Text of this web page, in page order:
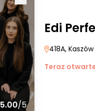
5.00/5
Edi
418A, Kaszów
Teraz